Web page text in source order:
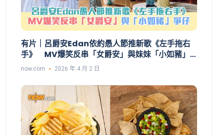
有片｜呂爵安Edan依約愚人節推新歌《左手拖右
手》 MV爆笑反串「女爵安」與妹妹「小如豬」
爭仔 男主角Gordon@ZPOT慘被大整蠱
now.com 2026 年 4 月 2 日